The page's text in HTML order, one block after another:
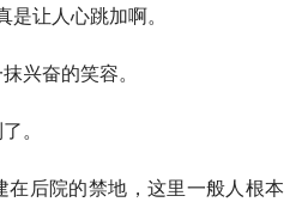
让人心跳加啊。
奋的笑容。
。
院的禁地，这里一般人根本